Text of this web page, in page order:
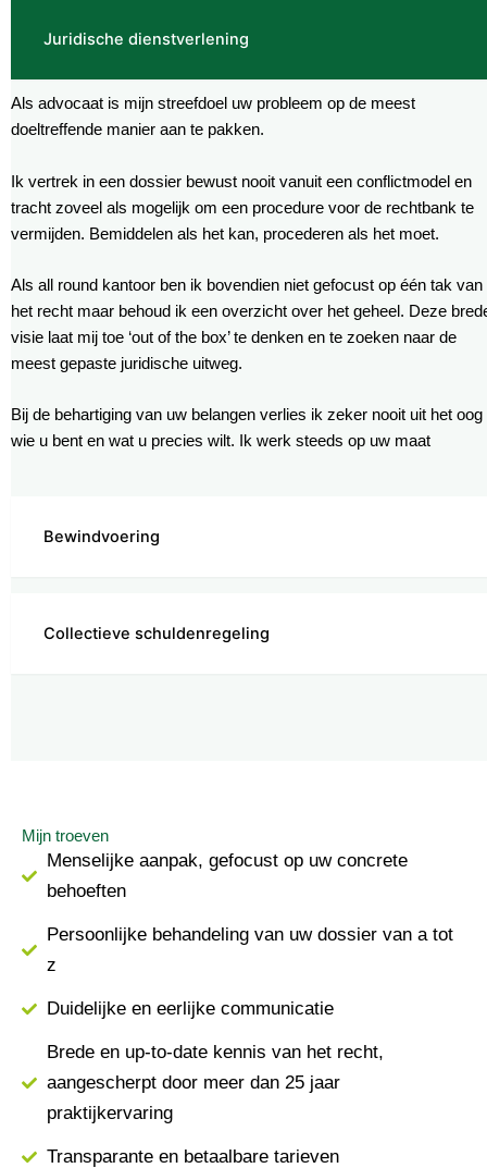
Juridische dienstverlening
Bewindvoering
Collectieve schuldenregeling
Als advocaat is mijn streefdoel uw probleem op de meest
doeltreffende manier aan te pakken.
Ik vertrek in een dossier bewust nooit vanuit een conflictmodel en
tracht zoveel als mogelijk om een procedure voor de rechtbank te
vermijden. Bemiddelen als het kan, procederen als het moet.
Als all round kantoor ben ik bovendien niet gefocust op één tak van
het recht maar behoud ik een overzicht over het geheel. Deze
visie laat mij toe ‘out of the box’ te denken en te zoeken naar de
meest gepaste juridische uitweg.
Bij de behartiging van uw belangen verlies ik zeker nooit uit het oog
wie u bent en wat u precies wilt. Ik werk steeds op uw maat
Mijn troeven
Menselijke aanpak, gefocust op uw concrete
behoeften
Persoonlijke behandeling van uw dossier van a tot
z
Duidelijke en eerlijke communicatie
Brede en up-to-date kennis van het recht,
aangescherpt door meer dan 25 jaar
praktijkervaring
Transparante en betaalbare tarieven